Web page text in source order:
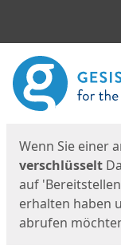
Start
Wenn Sie einer
verschlüsselt
auf
erhalten haben
abrufen